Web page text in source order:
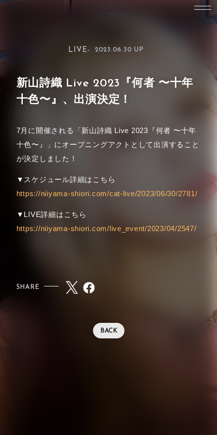
LIVE- 2023.06.30 UP
新山詩織 Live 2023『何者 〜十年
十色〜』、出演決定！
7月に開催される「新山詩織 Live 2023『何者 〜十年
十色〜』」にオープニングアクトとして出演すること
が決定しました！
▼スケジュール詳細はこちら
https://niiyama-shiori.com/cat-live/2023/06/30/2781/
▼LIVE詳細はこちら
https://niiyama-shiori.com/live_event/2023/04/2547/
SHARE
BACK